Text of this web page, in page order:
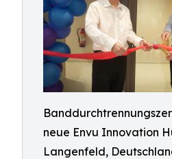
neue Envu Innovation
Langenfeld,